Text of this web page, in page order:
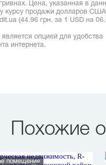
Цена, указанная в
курсу продажи долларов
(44.96 грн. за 1 USD на
опцией для удобства
интернета.
Похожие
помещение